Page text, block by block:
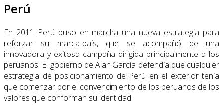
Perú
En 2011 Perú puso en marcha una nueva estrategia para
reforzar su marca-país, que se acompañó de una
innovadora y exitosa campaña dirigida principalmente a los
peruanos. El gobierno de Alan García defendía que cualquier
estrategia de posicionamiento de Perú en el exterior tenía
que comenzar por el convencimiento de los peruanos de los
valores que conforman su identidad.